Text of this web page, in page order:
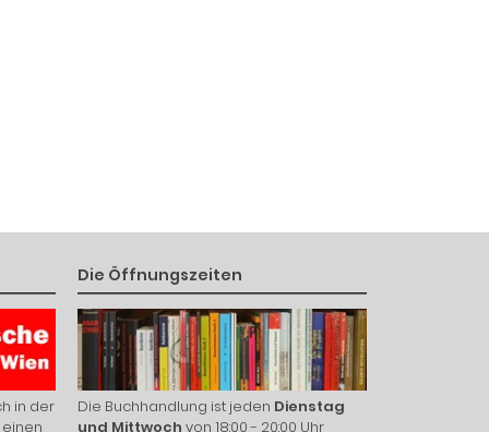
in der
Die Öffnungszeiten
Die Buchhandlung ist jeden Dienstag
und Mittwoch von 18:00 - 20:00 Uhr